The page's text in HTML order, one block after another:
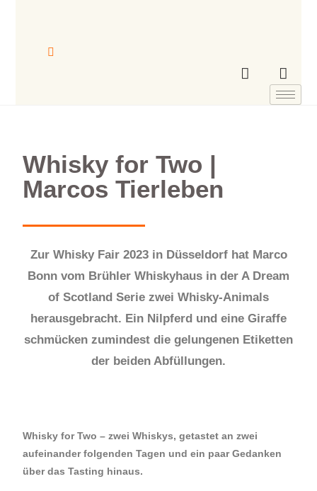
Whisky for Two |
Marcos Tierleben
Zur Whisky Fair 2023 in Düsseldorf hat Marco
Bonn vom Brühler Whiskyhaus in der A Dream
of Scotland Serie zwei Whisky-Animals
herausgebracht. Ein Nilpferd und eine Giraffe
schmücken zumindest die gelungenen Etiketten
der beiden Abfüllungen.
Whisky for Two – zwei Whiskys, getastet an zwei
aufeinander folgenden Tagen und ein paar Gedanken
über das Tasting hinaus.